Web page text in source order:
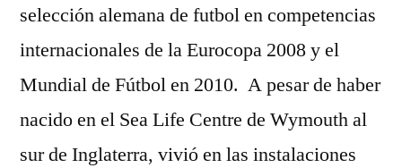
selección alemana de futbol en competencias
internacionales de la Eurocopa 2008 y el
Mundial de Fútbol en 2010. A pesar de haber
nacido en el Sea Life Centre de Wymouth al
sur de Inglaterra, vivió en las instalaciones